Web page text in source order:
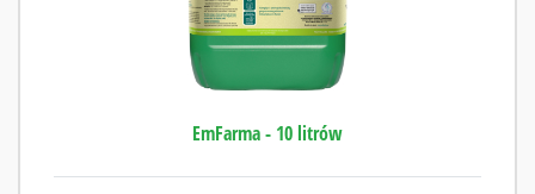
EmFarma - 10 litrów